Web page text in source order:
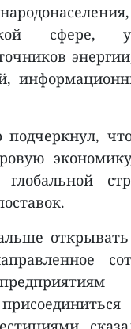
сфере,